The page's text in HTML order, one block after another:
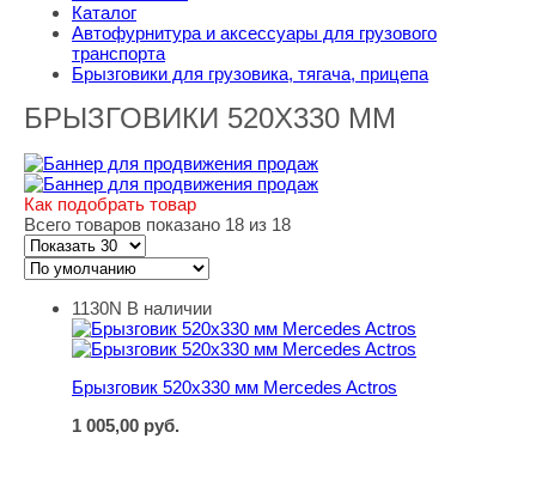
Каталог
Автофурнитура и аксессуары для грузового
транспорта
Брызговики для грузовика, тягача, прицепа
БРЫЗГОВИКИ 520Х330 ММ
Как подобрать товар
Всего товаров показано 18 из 18
Брызговик 520х330 мм Mercedes Actros
1130N В наличии
Брызговик 520х330 мм Mercedes Actros
1 005,00 руб.